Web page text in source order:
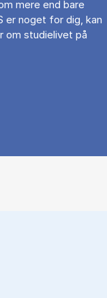
mere end bare
er noget for dig, kan
om studielivet på